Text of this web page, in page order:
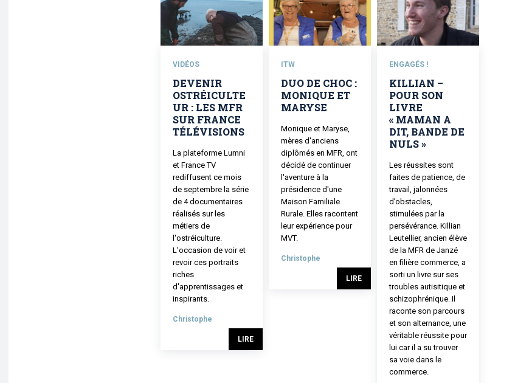
VIDÉOS
DEVENIR
OSTRÉICULTE
UR : LES MFR
SUR FRANCE
TÉLÉVISIONS
La plateforme Lumni
et France TV
rediffusent ce mois
de septembre la série
de 4 documentaires
réalisés sur les
métiers de
l'ostréiculture.
L'occasion de voir et
revoir ces portraits
riches
d'apprentissages et
inspirants.
Christophe
LIRE
ITW
DUO DE CHOC :
MONIQUE ET
MARYSE
Monique et Maryse,
mères d'anciens
diplômés en MFR, ont
décidé de continuer
l'aventure à la
présidence d'une
Maison Familiale
Rurale. Elles racontent
leur expérience pour
MVT.
Christophe
LIRE
ENGAGÉS !
KILLIAN –
POUR SON
LIVRE
« MAMAN A
DIT, BANDE DE
NULS »
Les réussites sont
faites de patience, de
travail, jalonnées
d’obstacles,
stimulées par la
persévérance. Killian
Leutellier, ancien élève
de la MFR de Janzé
en filière commerce, a
sorti un livre sur ses
troubles autisitique et
schizophrénique. Il
raconte son parcours
et son alternance, une
véritable réussite pour
lui car il a su trouver
sa voie dans le
commerce.